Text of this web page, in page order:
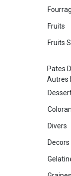
Fruits
Fruits
Pates
Autres
Divers
Decors